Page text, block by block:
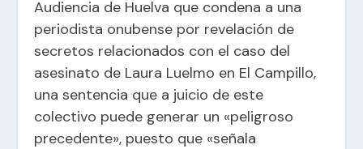
Audiencia de Huelva que condena a una
periodista onubense por revelación de
secretos relacionados con el caso del
asesinato de Laura Luelmo en El Campillo,
una sentencia que a juicio de este
colectivo puede generar un «peligroso
precedente», puesto que «señala